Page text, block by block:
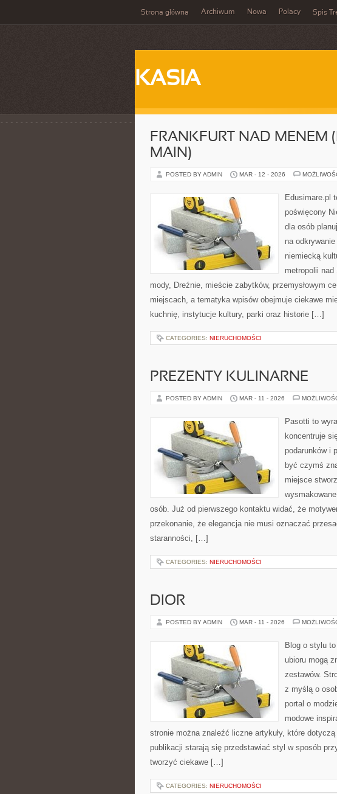
Strona główna Archiwum Nowa Polacy Spis
KASIA
FRANKFURT NAD MENEM
MAIN)
POSTED BY ADMIN MAR - 12 - 2026
Edusimare.pl
poświęcony
dla osób
na
niemiecką
metropolii nad
mody, Dreźnie, mieście zabytków, przemysłowym
miejscach, a tematyka wpisów obejmuje ciekawe
kuchnię, instytucje kultury, parki oraz historie […]
CATEGORIES: NIERUCHOMOŚCI
PREZENTY KULINARNE
POSTED BY ADMIN MAR - 11 - 2026
Pasotti to
koncentruje
podarunków i
być czymś
miejsce
osób. Już od pierwszego kontaktu widać, że
przekonanie, że elegancja nie musi oznaczać
staranności, […]
CATEGORIES: NIERUCHOMOŚCI
DIOR
POSTED BY ADMIN MAR - 11 - 2026
Blog o stylu
ubioru mogą
zestawów.
z myślą o
portal o
modowe
stronie można znaleźć liczne artykuły, które
publikacji starają się przedstawiać styl w sposób
tworzyć ciekawe […]
CATEGORIES: NIERUCHOMOŚCI